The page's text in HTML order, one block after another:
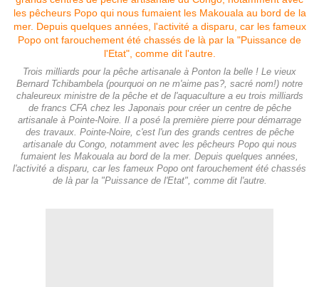
Trois milliards pour la pêche artisanale à Ponton la belle ! Le vieux
Bernard Tchibambela (pourquoi on ne m'aime pas?, sacré nom!) notre
chaleureux ministre de la pêche et de l'aquaculture a eu trois milliards
de francs CFA chez les Japonais pour créer un centre de pêche
artisanale à Pointe-Noire. Il a posé la première pierre pour démarrage
des travaux. Pointe-Noire, c'est l'un des grands centres de pêche
artisanale du Congo, notamment avec les pêcheurs Popo qui nous
fumaient les Makouala au bord de la mer. Depuis quelques années,
l'activité a disparu, car les fameux Popo ont farouchement été chassés
de là par la "Puissance de l'Etat", comme dit l'autre.